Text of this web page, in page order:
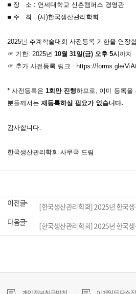
■ 장 소 : 연세대학교 신촌캠퍼스 경영관
■ 주 최 : (사)한국생산관리학회
2025년 추계학술대회 사전등록 기한을 연장
☞ 기한: 2025년 10월 31일(금) 오후 5시 까지
☞ 추가 사전등록 링크 : https://forms.gle/
* 사전등록은 1회만 진행하므로, 이미 등록을
분들께서는 재등록하실 필요가 없습니다.
감사합니다.
한국생산관리학회 사무국 드림
이전글
다음글